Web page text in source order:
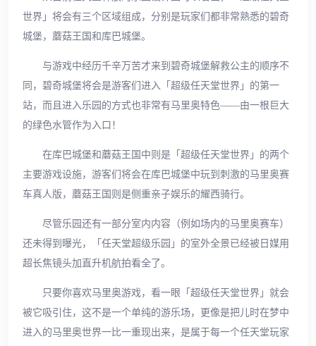
世界」将会有三个区域组成，分别是玩家们都非常熟悉的碧奇
城堡，蘑菇王国和库巴城堡。
与游戏中经历千辛万苦才来到碧奇城堡解救公主的顺序不
同，碧奇城堡将会是游客们进入「超级任天堂世界」的第一
站，而且进入乐园的方式也非常有马里奥特色——由一根巨大
的绿色水管作为入口！
在库巴城堡和蘑菇王国中则是「超级任天堂世界」的两个
主要游戏设施，游客们将会在库巴城堡中玩到刺激的马里奥赛
车真人版，蘑菇王国则是侧重亲子娱乐的耀西骑行。
尽管乐园还有一部分室内内容（例如场内的马里奥赛车）
还未得到曝光，「任天堂超级乐园」的室外全景已经被日媒用
超长焦镜头加直升机航拍看全了。
只要你喜欢马里奥游戏，看一眼「超级任天堂世界」就会
被它吸引住，这不是一个单纯的游乐场，更像是把儿时在梦中
进入的马里奥世界一比一重现出来，是属于每一个任天堂玩家